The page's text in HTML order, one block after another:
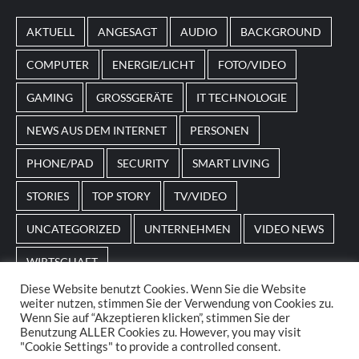
vonMagneticslotskönnen solche saisonalen Slots
beispielsweise an Feiertage oder besondere Events
angepasst sein.
AKTUELL ANGESAGT AUDIO BACKGROUND
COMPUTER ENERGIE/LICHT FOTO/VIDEO
GAMING GROSSGERÄTE IT TECHNOLOGIE
NEWS AUS DEM INTERNET PERSONEN
PHONE/PAD SECURITY SMART LIVING
STORIES TOP STORY TV/VIDEO
UNCATEGORIZED UNTERNEHMEN VIDEO NEWS
WIRTSCHAFT
Home Impressum AGBs Datenschutz
Diese Website benutzt Cookies. Wenn Sie die Website
weiter nutzen, stimmen Sie der Verwendung von Cookies zu.
Wenn Sie auf “Akzeptieren klicken”, stimmen Sie der
Benutzung ALLER Cookies zu. However, you may visit
"Cookie Settings" to provide a controlled consent.